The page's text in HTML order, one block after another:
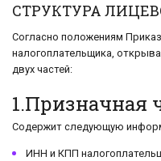
СТРУКТУРА
Согласно положениям
налогоплательщика,
двух частей:
1.Призначная
Содержит следующую
ИНН и КПП